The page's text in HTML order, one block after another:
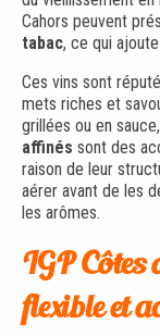
Cahors peuvent
tabac, ce qui
Ces vins sont
mets riches et
grillées ou en
affinés sont des
raison de leur
aérer avant de les
les arômes.
IGP Côtes
flexible et